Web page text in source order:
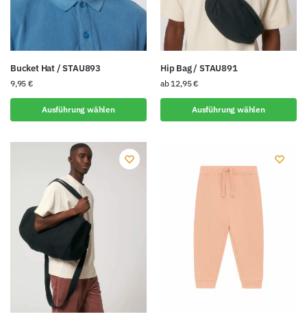
Bucket Hat / STAU893
9,95€
Ausführung wählen
Hip Bag / STAU891
ab 12,95€
Ausführung wählen